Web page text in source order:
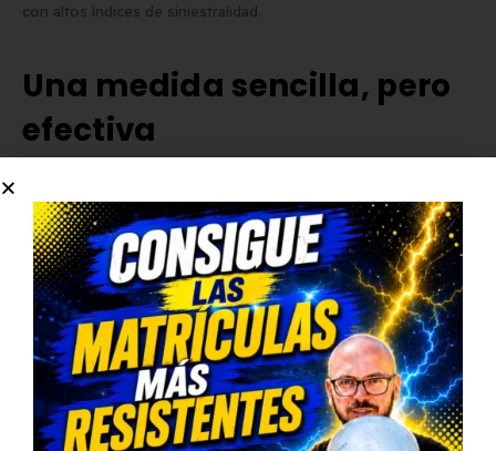
con altos índices de siniestralidad.
Una medida sencilla, pero
efectiva
Laslíneas verdes en las carreterasson una solución visual
para mejorar la seguridad vial en tramos peligrosos. Aunque no
implican nuevas normas ni sanciones, sí influyen en cómo
percibimos la vía y en cómo conducimos.
Si te encuentras con estas marcas verdes, recuerda: estás
entrando en un tramo donde convienelevantar el pie del
acelerador y conducir con más precaución. Y si bien no hay
multa por no reducir la velocidad, sí hay riesgo si ignoras su
propósito.